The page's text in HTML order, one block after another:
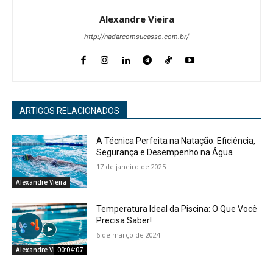
Alexandre Vieira
http://nadarcomsucesso.com.br/
ARTIGOS RELACIONADOS
Alexandre Vieira
A Técnica Perfeita na Natação: Eficiência,
Segurança e Desempenho na Água
17 de janeiro de 2025
Alexandre Vieira00:04:07
Temperatura Ideal da Piscina: O Que Você
Precisa Saber!
6 de março de 2024